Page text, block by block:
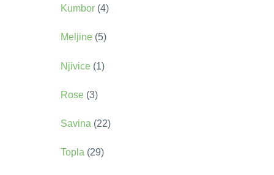
Kumbor (4)
Meljine (5)
Njivice (1)
Rose (3)
Savina (22)
Topla (29)